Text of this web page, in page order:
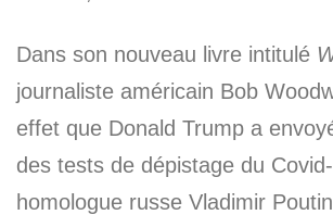
Dans son nouveau livre intitulé
journaliste américain Bob
effet que Donald Trump a
des tests de dépistage du
homologue russe Vladimir